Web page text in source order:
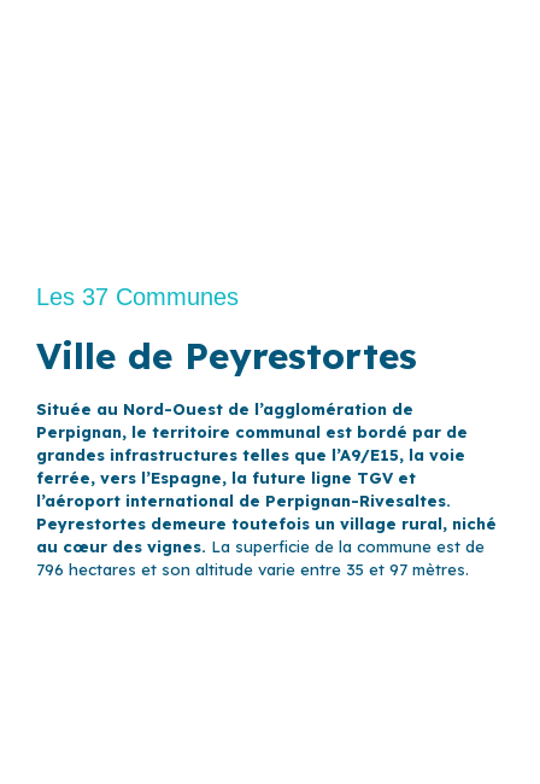
Les 37 Communes
Ville de Peyrestortes
Située au Nord-Ouest de l’agglomération de
Perpignan, le territoire communal est bordé par de
grandes infrastructures telles que l’A9/E15, la voie
ferrée, vers l’Espagne, la future ligne TGV et
l’aéroport international de Perpignan-Rivesaltes.
Peyrestortes demeure toutefois un village rural, niché
au cœur des vignes. La superficie de la commune est de
796 hectares et son altitude varie entre 35 et 97 mètres.